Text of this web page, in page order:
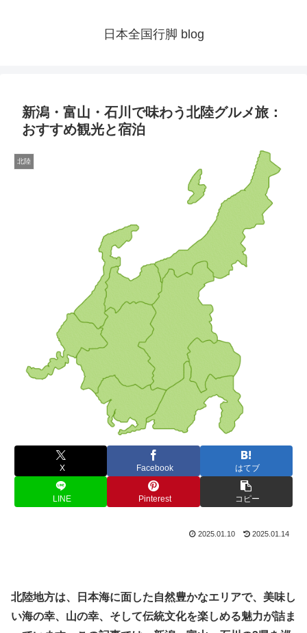
日本全国行脚 blog
新潟・富山・石川で味わう北陸グルメ旅：
おすすめ観光と宿泊
北陸
X Facebook はてブ
LINE Pinterest コピー
2025.01.10 2025.01.14
北陸地方は、日本海に面した自然豊かなエリアで、美味し
い海の幸、山の幸、そして伝統文化を楽しめる魅力が詰ま